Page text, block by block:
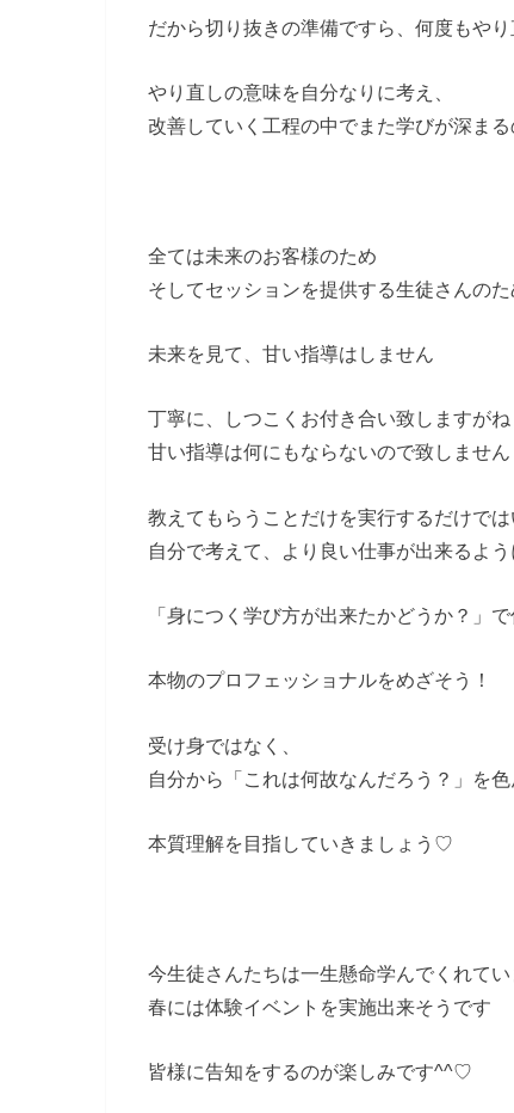
だから切り抜きの準備ですら、何度もや
やり直しの意味を自分なりに考え、
改善していく工程の中でまた学びが深まる
全ては未来のお客様のため
そしてセッションを提供する生徒さんのた
未来を見て、甘い指導はしません
丁寧に、しつこくお付き合い致しますがね
甘い指導は何にもならないので致しません
教えてもらうことだけを実行するだけで
自分で考えて、より良い仕事が出来るよ
「身につく学び方が出来たかどうか？」
本物のプロフェッショナルをめざそう！
受け身ではなく、
自分から「これは何故なんだろう？」を
本質理解を目指していきましょう♡
今生徒さんたちは一生懸命学んでくれてい
春には体験イベントを実施出来そうです
皆様に告知をするのが楽しみです^^♡